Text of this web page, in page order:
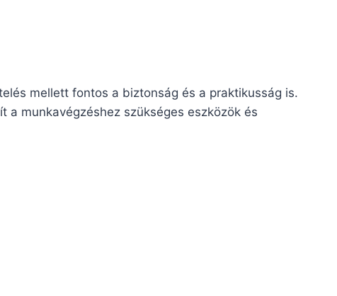
mellett fontos a biztonság és a praktikusság is.
munkavégzéshez szükséges eszközök és